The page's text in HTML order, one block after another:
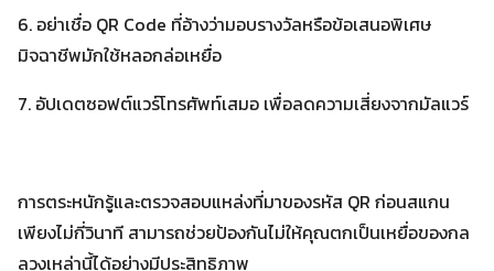
6. อย่าเชื่อ QR Code ที่อ้างว่ามอบรางวัลหรือข้อเสนอพิเศษ
มิจฉาชีพมักใช้หลอกล่อเหยื่อ
7. อัปเดตซอฟต์แวร์โทรศัพท์เสมอ เพื่อลดความเสี่ยงจากมัลแวร์
การตระหนักรู้และตรวจสอบแหล่งที่มาของรหัส QR ก่อนสแกน
เพียงไม่กี่วินาที สามารถช่วยป้องกันไม่ให้คุณตกเป็นเหยื่อของกล
ลวงเหล่านี้ได้อย่างมีประสิทธิภาพ